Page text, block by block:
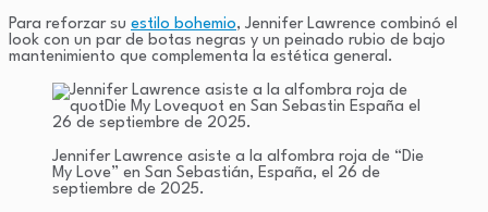
Para reforzar su estilo bohemio, Jennifer Lawrence combinó el
look con un par de botas negras y un peinado rubio de bajo
mantenimiento que complementa la estética general.
Jennifer Lawrence asiste a la alfombra roja de “Die
My Love” en San Sebastián, España, el 26 de
septiembre de 2025.